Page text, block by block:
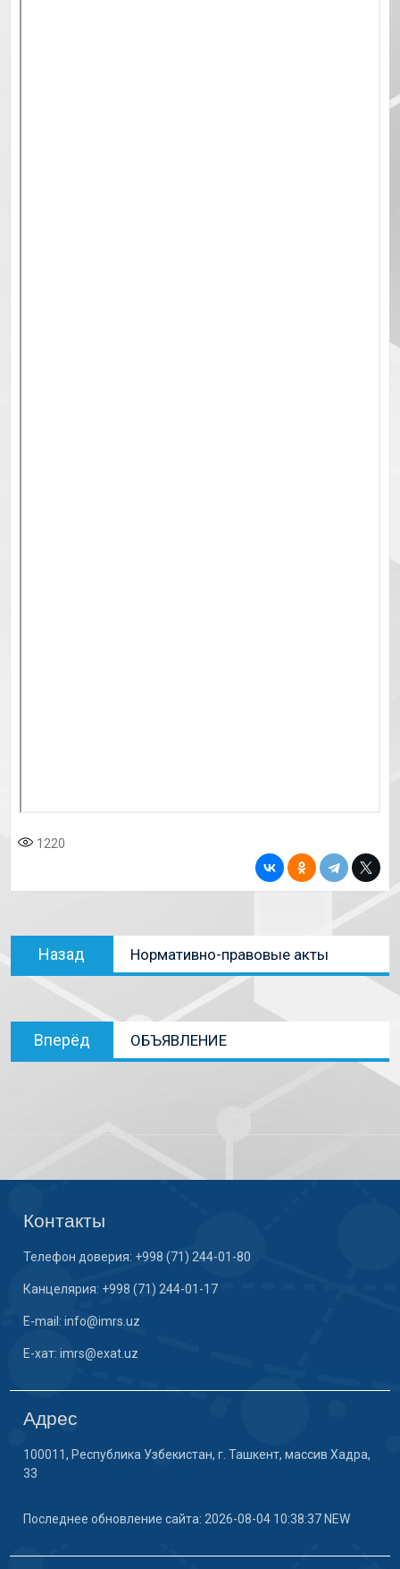
1220
Назад Нормативно-правовые акты
Вперёд ОБЪЯВЛЕНИЕ
Контакты
Телефон доверия: +998 (71) 244-01-80
Канцелярия: +998 (71) 244-01-17
E-mail: info@imrs.uz
E-хат: imrs@exat.uz
Адрес
100011, Республика Узбекистан, г. Ташкент, массив Хадра,
33
Последнее обновление сайта: 2026-08-04 10:38:37 NEW